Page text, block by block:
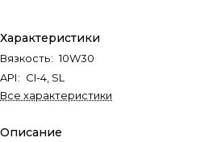
Характеристики
Вязкость: 10W30
API: CI-4, SL
Все характеристики
Описание